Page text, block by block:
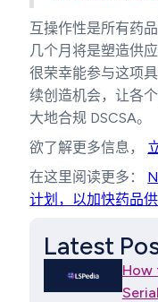
互操作性是所有药
几个月将是塑造供
很荣幸能参与这项
续创造机会，让各
大地合规 DSCSA。
欲了解更多信息，
在这里阅读更多：
计划，以加快药品
Latest
How